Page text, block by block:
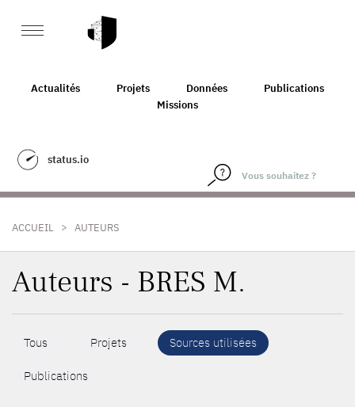
Actualités Projets Données
Publications
Missions
status.io
ACCUEIL > AUTEURS
Auteurs - BRES M.
Tous Projets Sources utilisées
Publications